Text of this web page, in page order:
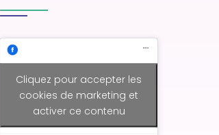
Cliquez pour accepter les
cookies de marketing et
activer ce contenu